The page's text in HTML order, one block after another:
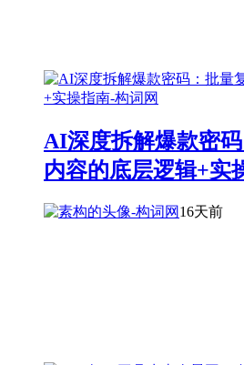
AI深度拆解爆款密
内容的底层逻辑+实
16天前